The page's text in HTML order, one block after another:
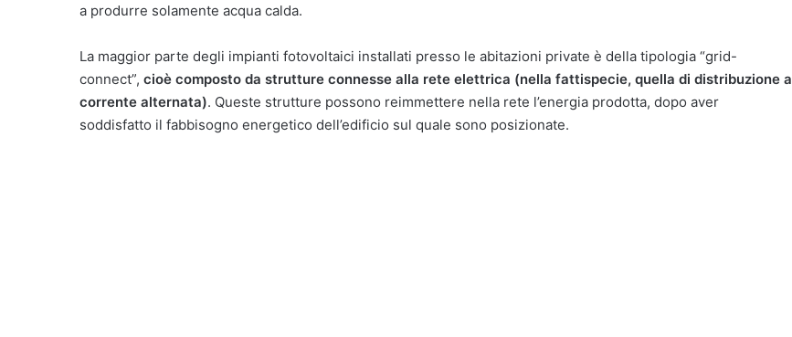
a produrre solamente acqua calda.
La maggior parte degli impianti fotovoltaici installati presso le abitazioni private è della tipologia “grid-
connect”, cioè composto da strutture connesse alla rete elettrica (nella fattispecie, quella di distribuzione a
corrente alternata). Queste strutture possono reimmettere nella rete l’energia prodotta, dopo aver
soddisfatto il fabbisogno energetico dell’edificio sul quale sono posizionate.